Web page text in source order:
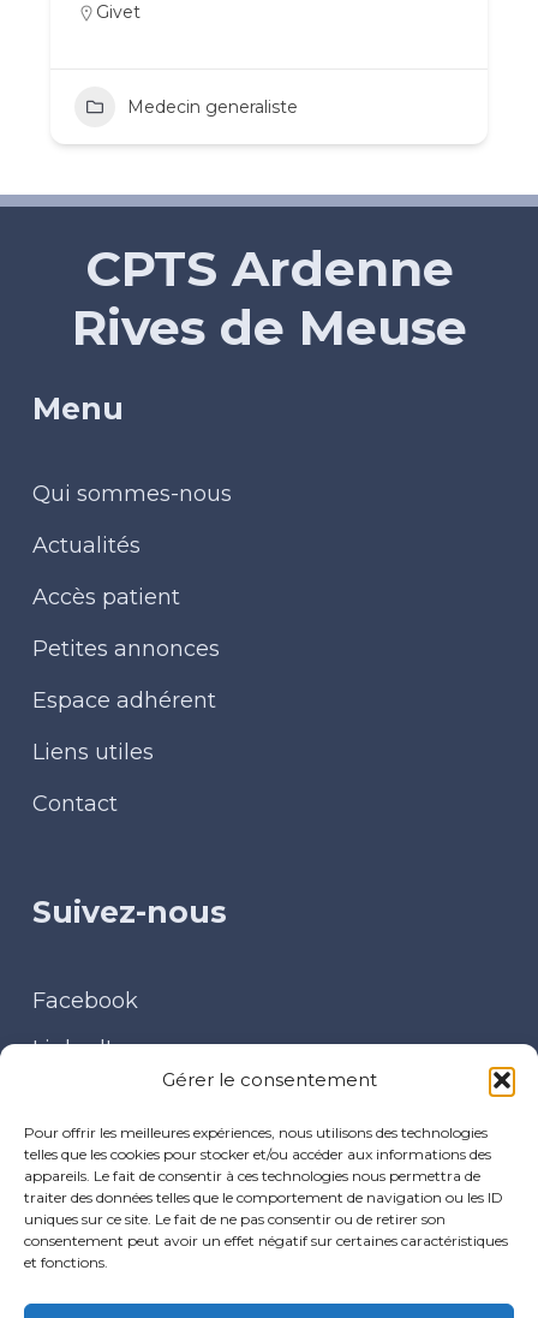
Gérer le consentement
Pour offrir les meilleures expériences, nous utilisons des technologies
telles que les cookies pour stocker et/ou accéder aux informations des
appareils. Le fait de consentir à ces technologies nous permettra de
traiter des données telles que le comportement de navigation ou les ID
uniques sur ce site. Le fait de ne pas consentir ou de retirer son
consentement peut avoir un effet négatif sur certaines caractéristiques
et fonctions.
Givet
Medecin generaliste
CPTS Ardenne
Rives de Meuse
Menu
Qui sommes-nous
Actualités
Accès patient
Petites annonces
Espace adhérent
Liens utiles
Contact
Suivez-nous
Facebook
LinkedIn
Contact
30 place du Baty – 08170 FUMAY
cpts.arm@gmail.com